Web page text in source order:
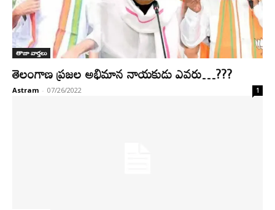
తాజా వార్తలు
తెలంగాణ ప్రజల అభిమాన నాయకుడు ఎవరు…???
Astram - 07/26/2022 1